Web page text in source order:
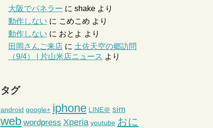
大阪でパネラー に shake より
動作しない に こめこめ より
動作しない に おとよ より
田岡さんご来店 に 土佐天空の郷訪問
（9/4） | 片山米店ニュース より
タグ
android google+ iphone LINE＠ sim
web wordpress Xperia youtube おに